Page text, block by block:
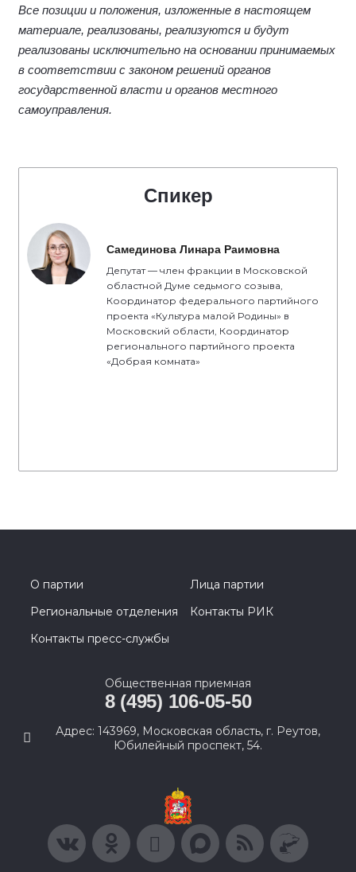
Все позиции и положения, изложенные в настоящем
материале, реализованы, реализуются и будут
реализованы исключительно на основании принимаемых
в соответствии с законом решений органов
государственной власти и органов местного
самоуправления.
Спикер
Самединова Линара Раимовна
Депутат — член фракции в Московской
областной Думе седьмого созыва,
Координатор федерального партийного
проекта «Культура малой Родины» в
Московский области, Координатор
регионального партийного проекта
«Добрая комната»
О партии
Лица партии
Региональные отделения
Контакты РИК
Контакты пресс-службы
Общественная приемная
8 (495) 106-05-50
Адрес: 143969, Московская область, г. Реутов,
Юбилейный проспект, 54.